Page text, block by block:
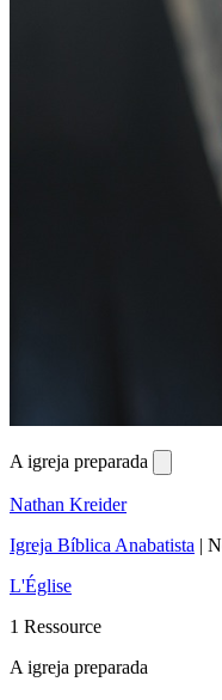
A igreja preparada
Nathan Kreider
Igreja Bíblica Anabatista |
L'Église
1 Ressource
A igreja preparada